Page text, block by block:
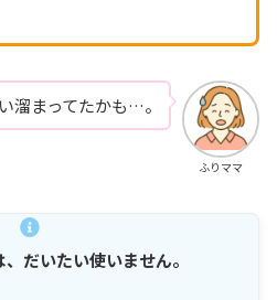
ふりママ
溜まってたかも…。
だいたい使いません。